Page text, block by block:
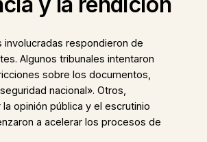
involucradas respondieron de
Algunos tribunales intentaron
sobre los documentos,
nacional». Otros,
opinión pública y el escrutinio
a acelerar los procesos de